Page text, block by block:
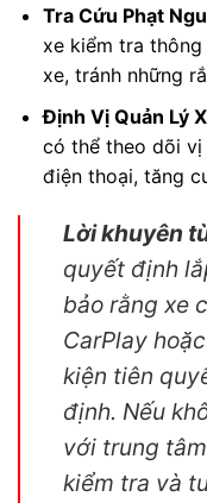
Tra Cứu Phạt
xe kiểm tra
xe, tránh những
Định Vị Quản Lý
có thể theo dõi
điện thoại, tăng
Lời khuyên
quyết định
bảo rằng xe
CarPlay
kiện tiên
định. Nếu
với trung
kiểm tra và